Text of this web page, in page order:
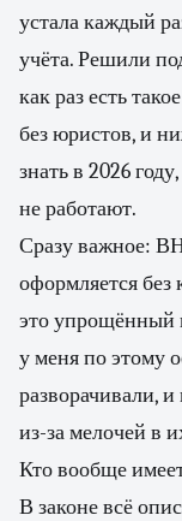
устала каждый
учёта. Решили
как раз есть
без юристов, и
знать в 2026
не работают.
Сразу важное:
оформляется
это упрощённый
у меня по этому
разворачивали, и
из-за мелочей в
Кто вообще
В законе всё